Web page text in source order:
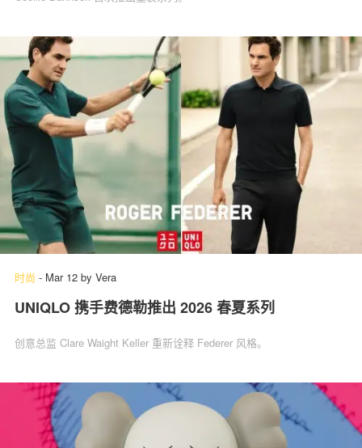
时尚 - Mar 12 by Vera
UNIQLO 携手费德勒推出 2026 春夏系列
创意总监 Clare Waight Keller 重新诠释 Federer 风格。